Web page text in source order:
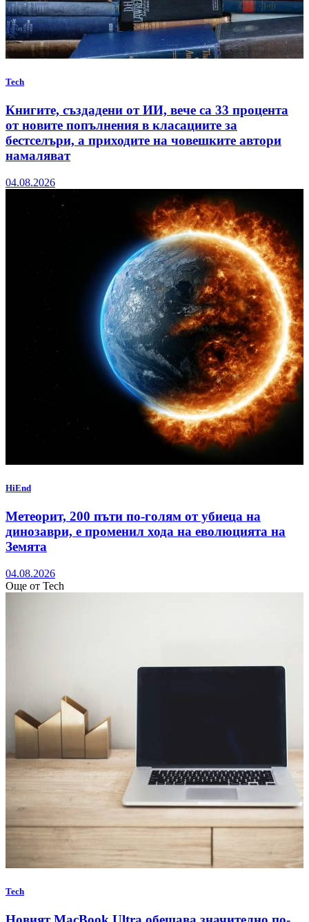
Tech
Книгите, създадени от ИИ, вече са 33 процента
от новите попълнения в класациите за
бестселъри, а приходите на човешките автори
намаляват
04.08.2026
HiEnd
Метеорит, 200 пъти по-голям от убиеца на
динозаври, е променил хода на еволюцията на
Земята
04.08.2026
Още от Tech
Tech